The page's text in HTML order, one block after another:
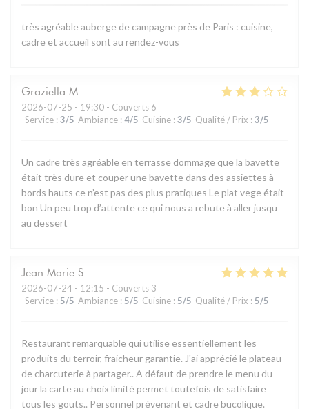
très agréable auberge de campagne près de Paris : cuisine,
cadre et accueil sont au rendez-vous
Graziella M
2026-07-25 - 19:30 - Couverts 6
Service : 3/5 Ambiance : 4/5 Cuisine : 3/5 Qualité / Prix : 3/5
Un cadre très agréable en terrasse dommage que la bavette
était très dure et couper une bavette dans des assiettes à
bords hauts ce n’est pas des plus pratiques Le plat vege était
bon Un peu trop d’attente ce qui nous a rebute à aller jusqu
au dessert
Jean Marie S
2026-07-24 - 12:15 - Couverts 3
Service : 5/5 Ambiance : 5/5 Cuisine : 5/5 Qualité / Prix : 5/5
Restaurant remarquable qui utilise essentiellement les
produits du terroir, fraicheur garantie. J'ai apprécié le plateau
de charcuterie à partager.. A défaut de prendre le menu du
jour la carte au choix limité permet toutefois de satisfaire
tous les gouts.. Personnel prévenant et cadre bucolique.